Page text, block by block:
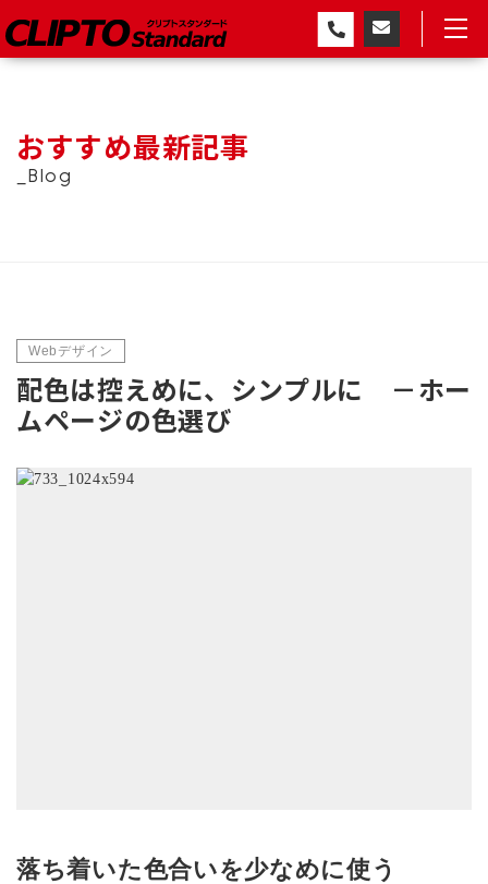
おすすめ最新記事
_Blog
Webデザイン
配色は控えめに、シンプルに －ホー
ムページの色選び
落ち着いた色合いを少なめに使う